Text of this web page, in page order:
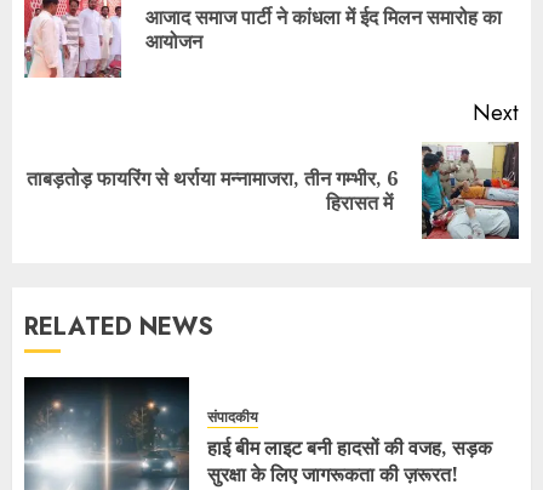
आजाद समाज पार्टी ने कांधला में ईद मिलन समारोह का
आयोजन
Next
ताबड़तोड़ फायरिंग से थर्राया मन्नामाजरा, तीन गम्भीर, 6
हिरासत में
RELATED NEWS
संपादकीय
हाई बीम लाइट बनी हादसों की वजह, सड़क
सुरक्षा के लिए जागरूकता की ज़रूरत!